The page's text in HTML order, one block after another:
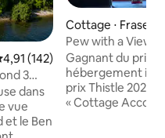
moyenne sur la
4,91 (142)
3
dans
vue
et le Ben
Cottage ⋅
Pew with a View
mer
Gagnant du prix
hébergement
prix Thistle 2020.
« Cottage